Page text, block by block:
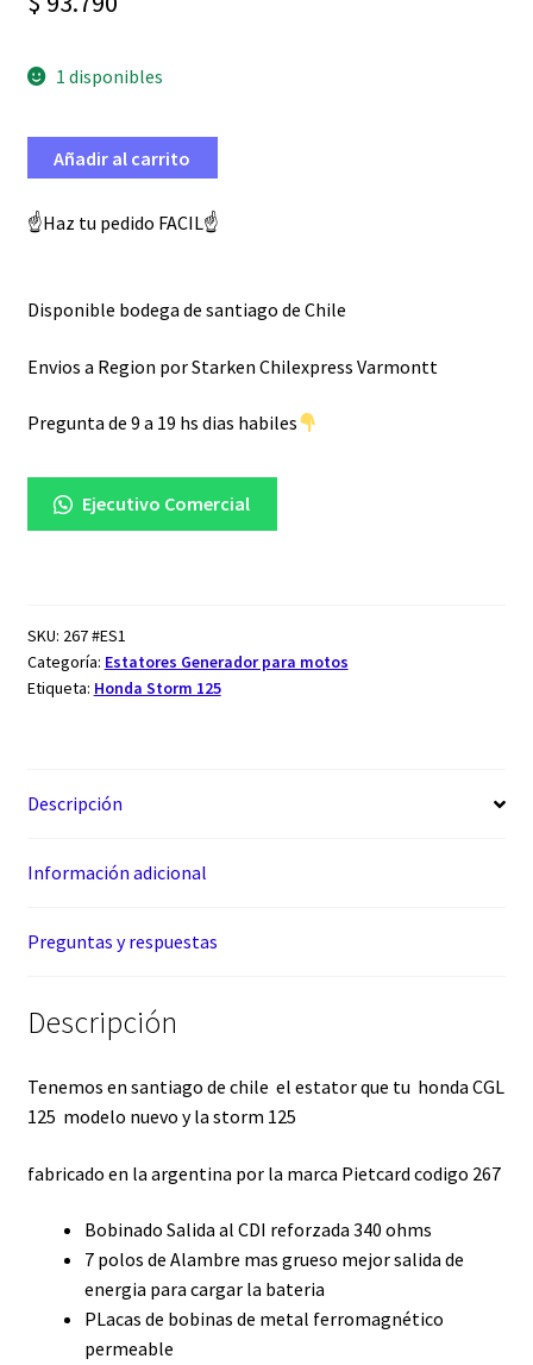
1 disponibles
Añadir al carrito
☝️Haz tu pedido FACIL☝️
Disponible bodega de santiago de Chile
Envios a Region por Starken Chilexpress Varmontt
Pregunta de 9 a 19 hs dias habiles
Ejecutivo Comercial
SKU: 267 #ES1
Categoría: Estatores Generador para motos
Etiqueta: Honda Storm 125
Descripción
Información adicional
Preguntas y respuestas
Descripción
Tenemos en santiago de chile el estator que tu honda CGL
125 modelo nuevo y la storm 125
fabricado en la argentina por la marca Pietcard codigo 267
Bobinado Salida al CDI reforzada 340 ohms
7 polos de Alambre mas grueso mejor salida de
energia para cargar la bateria
PLacas de bobinas de metal ferromagnético
permeable